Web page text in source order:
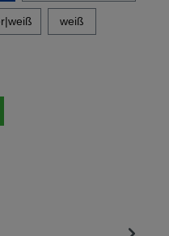
weiß
gewünschten